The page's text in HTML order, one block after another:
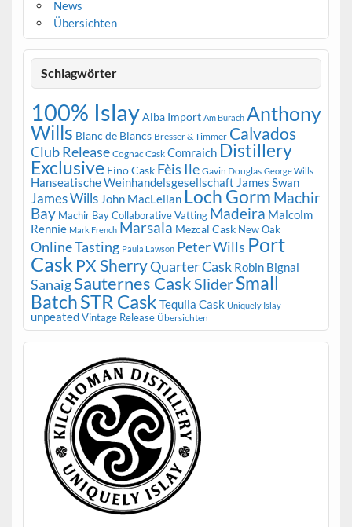
News
Übersichten
Schlagwörter
100% IslayAlba Import Am Burach Anthony
Wills Blanc de Blancs Bresser & Timmer Calvados
Club Release Cognac Cask Comraich Distillery
Exclusive Fino Cask Fèis Ile Gavin Douglas George Wills
Hanseatische Weinhandelsgesellschaft James Swan
James Wills John MacLellan Loch Gorm Machir
Bay Machir Bay Collaborative Vatting Madeira Malcolm
Rennie Mark French Marsala Mezcal Cask New Oak
Online Tasting Paula Lawson Peter Wills Port
Cask PX SherryQuarter Cask Robin Bignal
SanaigSauternes CaskSliderSmall
BatchSTR Cask Tequila Cask Uniquely Islay
unpeatedVintage Release Übersichten